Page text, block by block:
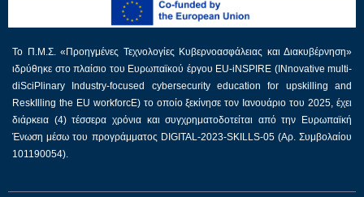
Το Π.Μ.Σ. «Προηγμένες Τεχνολογίες Κυβερνοασφάλειας και Διακυβέρνηση»
ιδρύθηκε στο πλαίσιο του Ευρωπαϊκού έργου EU-iNSPIRE (INnovative multi-
diSciPlinary Industry-focused cybersecurity education for upskilling and
ReskIlling the EU workforcE) το οποίο ξεκίνησε τον Ιανουάριο του 2025, έχει
διάρκεια (4) τέσσερα χρόνια και συγχρηματοδοτείται από την Ευρωπαϊκή
Ένωση μέσω του προγράμματος DIGITAL-2023-SKILLS-05 (Αρ. Συμβολαίου
101190054).